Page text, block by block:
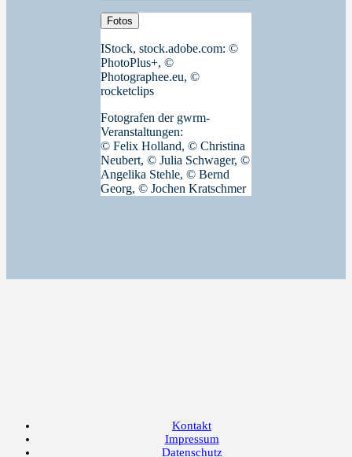
Fotos
IStock, stock.adobe.com: ©
PhotoPlus+, ©
Photographee.eu, ©
rocketclips
Fotografen der gwrm-
Veranstaltungen:
© Felix Holland, © Christina
Neubert, © Julia Schwager, ©
Angelika Stehle, © Bernd
Georg, © Jochen Kratschmer
Kontakt
Impressum
Datenschutz